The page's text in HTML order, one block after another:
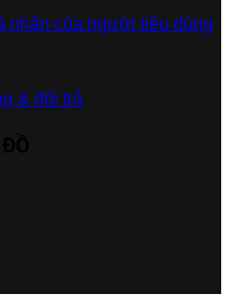
nhân của người tiêu dùng
& đổi trả